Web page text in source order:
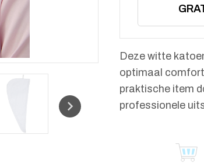
Deze witte
optimaal
praktische item
professionele